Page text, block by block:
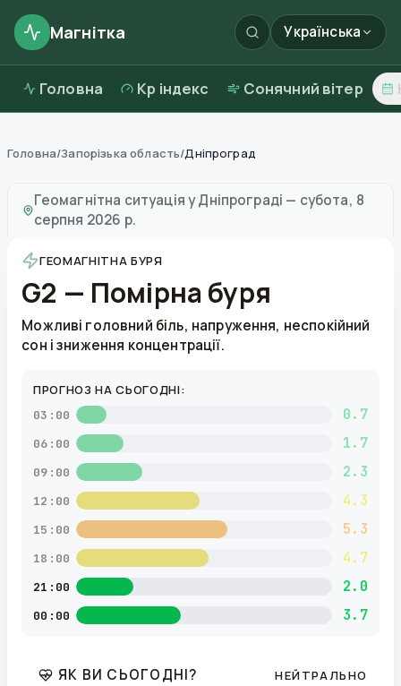
Магнітка Українська
Головна Kp індекс Сонячний вітер
Головна/Запорізька область/Дніпроград
Геомагнітна ситуація уДніпрограді — субота, 8
серпня 2026 р.
ГЕОМАГНІТНА БУРЯ
G2 — Помірна буря
Можливі головний біль, напруження, неспокійний
сон і зниження концентрації.
ПРОГНОЗ НА СЬОГОДНІ:
03:00 0.7
06:00 1.7
09:00 2.3
12:00 4.3
15:00 5.3
18:00 4.7
21:00 2.0
00:00 3.7
ЯК ВИ СЬОГОДНІ? НЕЙТРАЛЬНО